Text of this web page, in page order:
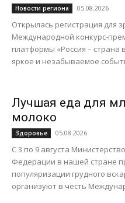
Новости региона 05.08.2026
Открылась регистрация для
Международной конкурс-
платформы «Россия – страна
яркое и незабываемое
Лучшая еда для
молоко
Здоровье 05.08.2026
С 3 по 9 августа
Федерации в нашей стране
популяризации грудного
организуют в честь